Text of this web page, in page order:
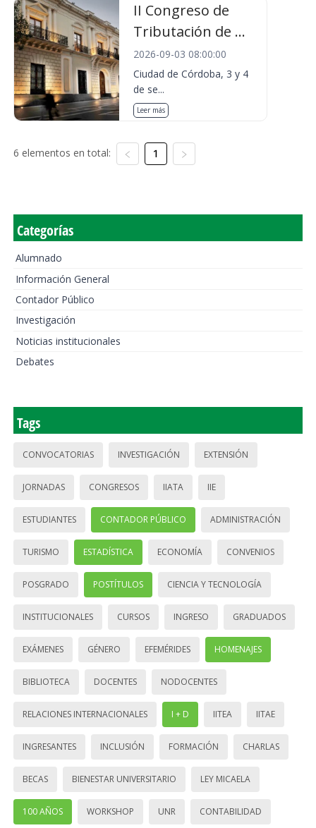
II Congreso de
Tributación de ...
2026-09-03 08:00:00
Ciudad de Córdoba, 3 y 4
de se...
Leer más
6 elementos en total: 1
Categorías
Alumnado
Información General
Contador Público
Investigación
Noticias institucionales
Debates
Tags
CONVOCATORIAS INVESTIGACIÓN EXTENSIÓN
JORNADAS CONGRESOS IIATA IIE
ESTUDIANTES CONTADOR PÚBLICO ADMINISTRACIÓN
TURISMO ESTADÍSTICA ECONOMÍA CONVENIOS
POSGRADO POSTÍTULOS CIENCIA Y TECNOLOGÍA
INSTITUCIONALES CURSOS INGRESO GRADUADOS
EXÁMENES GÉNERO EFEMÉRIDES HOMENAJES
BIBLIOTECA DOCENTES NODOCENTES
RELACIONES INTERNACIONALES I + D IITEA IITAE
INGRESANTES INCLUSIÓN FORMACIÓN CHARLAS
BECAS BIENESTAR UNIVERSITARIO LEY MICAELA
100 AÑOS WORKSHOP UNR CONTABILIDAD